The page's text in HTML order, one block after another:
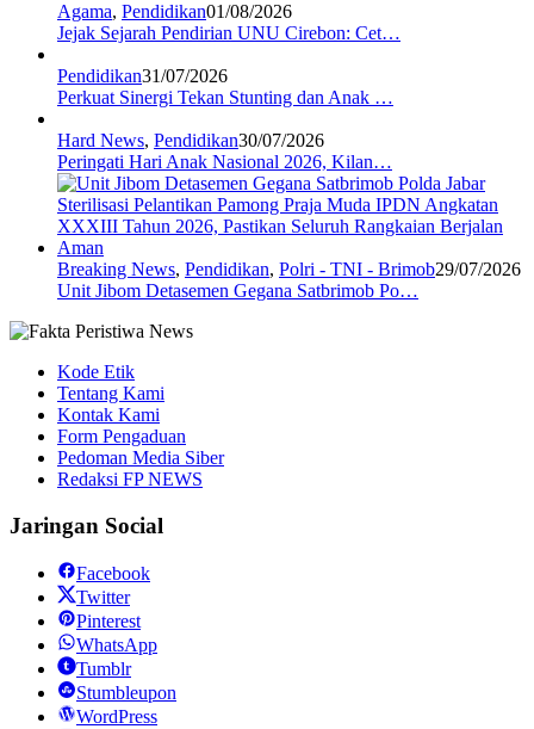
Agama, Pendidikan01/08/2026
Jejak Sejarah Pendirian UNU Cirebon: Cet…
Pendidikan31/07/2026
Perkuat Sinergi Tekan Stunting dan Anak …
Hard News, Pendidikan30/07/2026
Peringati Hari Anak Nasional 2026, Kilan…
Breaking News, Pendidikan, Polri - TNI - Brimob29/07/2026
Unit Jibom Detasemen Gegana Satbrimob Po…
Kode Etik
Tentang Kami
Kontak Kami
Form Pengaduan
Pedoman Media Siber
Redaksi FP NEWS
Jaringan Social
Facebook
Twitter
Pinterest
WhatsApp
Tumblr
Stumbleupon
WordPress